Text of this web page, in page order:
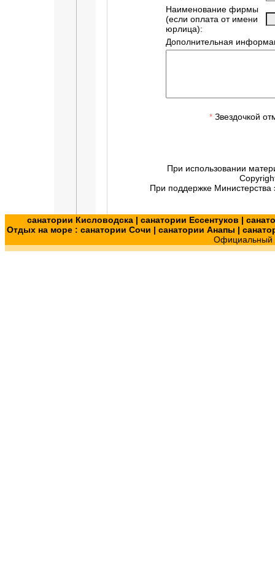
Наименование фирмы
(если оплата от имени
юрлица):
Дополнительная
*Звездочкой
При использовании
При поддержке Министерства
санатории Кисловодска| санатории Ессентуков |
Отдых на море : санатории Сочи | санатории Анапы |
Официальный